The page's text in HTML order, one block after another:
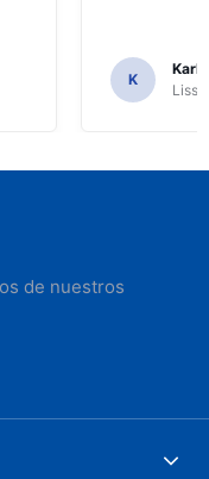
K
Karl
de nuestros